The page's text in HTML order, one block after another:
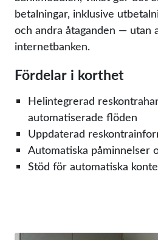
betalningar, inklusive
och andra åtaganden — utan
internetbanken.
Fördelar i korthet
Helintegrerad
automatiserade flöden
Uppdaterad
Automatiska påminnelser
Stöd för automatiska